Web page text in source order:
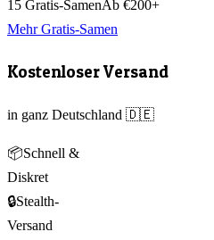
15 Gratis-SamenAb €200+
Mehr Gratis-Samen
Kostenloser Versand
in ganz Deutschland 🇩🇪
📦Schnell &
Diskret
🔒Stealth-
Versand